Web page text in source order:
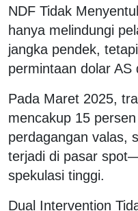
NDF Tidak
hanya melindungi
jangka pendek,
permintaan dolar AS
Pada Maret 2025,
mencakup 15
perdagangan valas,
terjadi di pasar
spekulasi tinggi.
Dual Intervention